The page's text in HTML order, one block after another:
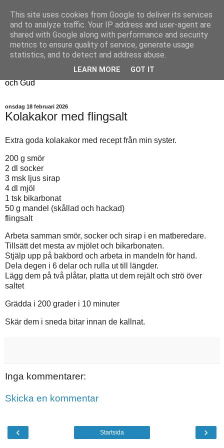
Fyren
Fyren finns för att sprida ljus i mörkret
För att påminna om guldkanterna i tillvaron
Här samsas jakt, hantverk, odling, och andra tankar om livet
och Gud
onsdag 18 februari 2026
Kolakakor med flingsalt
Extra goda kolakakor med recept från min syster.
200 g smör
2 dl socker
3 msk ljus sirap
4 dl mjöl
1 tsk bikarbonat
50 g mandel (skållad och hackad)
flingsalt
Arbeta samman smör, socker och sirap i en matberedare.
Tillsätt det mesta av mjölet och bikarbonaten.
Stjälp upp på bakbord och arbeta in mandeln för hand.
Dela degen i 6 delar och rulla ut till längder.
Lägg dem på två plåtar, platta ut dem rejält och strö över
saltet
Grädda i 200 grader i 10 minuter
Skär dem i sneda bitar innan de kallnat.
Inga kommentarer:
Skicka en kommentar
‹ ›
Startsida
This site uses cookies from Google to deliver its services
and to analyze traffic. Your IP address and user-agent are
shared with Google along with performance and security
metrics to ensure quality of service, generate usage
statistics, and to detect and address abuse.
LEARN MORE GOT IT